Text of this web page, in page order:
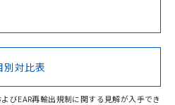
Cd Cr(VI)
別対比表
びEAR再輸出規制に関する見解が入手でき